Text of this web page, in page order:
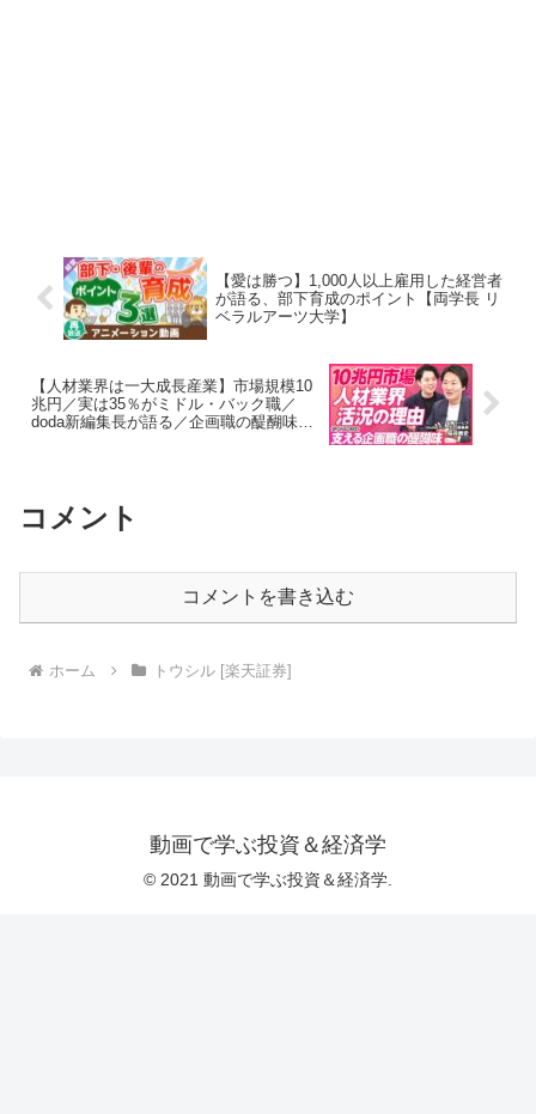
【愛は勝つ】1,000人以上雇用した経営者
が語る、部下育成のポイント【両学長 リ
ベラルアーツ大学】
【人材業界は一大成長産業】市場規模10
兆円／実は35％がミドル・バック職／
doda新編集長が語る／企画職の醍醐味／
コメント
コメントを書き込む
ホーム トウシル [楽天証券]
動画で学ぶ投資＆経済学
© 2021 動画で学ぶ投資＆経済学.